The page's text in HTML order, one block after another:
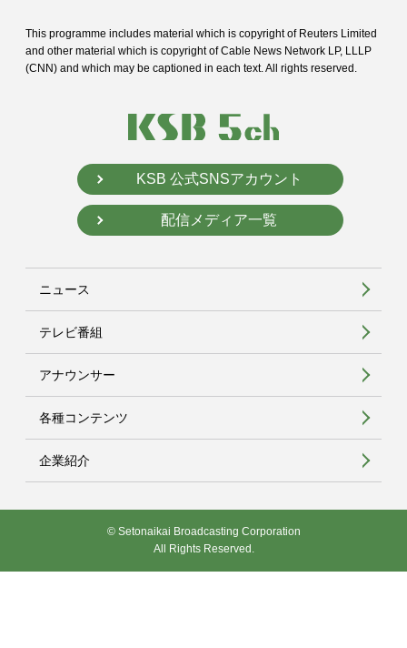
This programme includes material which is copyright of Reuters Limited
and other material which is copyright of Cable News Network LP, LLLP
(CNN) and which may be captioned in each text. All rights reserved.
KSB 公式SNSアカウント
配信メディア一覧
ニュース
テレビ番組
アナウンサー
各種コンテンツ
企業紹介
© Setonaikai Broadcasting Corporation
All Rights Reserved.